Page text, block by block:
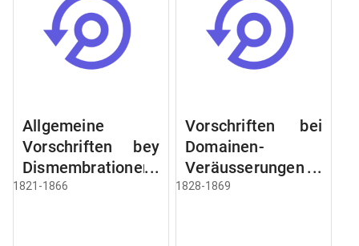
Allgemeine
Vorschriften bey
Dismembrationen
Domainen-
1821-1866
Vorschriften bei
Domainen-
Veräusserungen
und
1828-1869